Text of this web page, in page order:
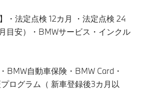
・法定点検 12カ月 ・法定点検 24
目安）・BMWサービス・インクル
BMW自動車保険・BMW Card・
ログラム（ 新車登録後3カ月以